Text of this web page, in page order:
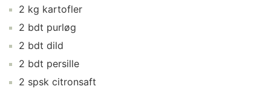
2 kg kartofler
2 bdt purløg
2 bdt dild
2 bdt persille
2 spsk citronsaft